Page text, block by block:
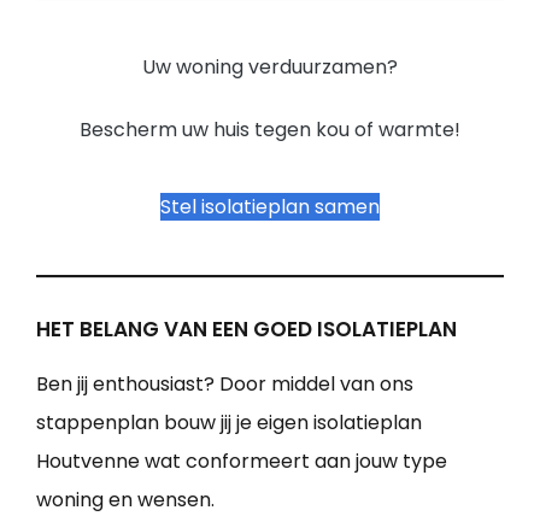
Uw woning verduurzamen?
Bescherm uw huis tegen kou of warmte!
Stel isolatieplan samen
HET BELANG VAN EEN GOED ISOLATIEPLAN
Ben jij enthousiast? Door middel van ons
stappenplan bouw jij je eigen isolatieplan
Houtvenne wat conformeert aan jouw type
woning en wensen.